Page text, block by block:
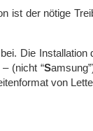
ist der nötige
Die
(nicht “S
von